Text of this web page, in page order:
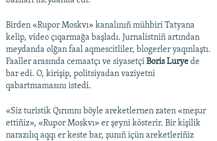
Birden «Rupor Moskvı» kanalınıñ mühbiri Tatyana
kelip, video çıqarmağa başladı. Jurnalistniñ artından
meydanda olğan faal aqmescitliler, blogerler yaqınlaştı.
Faaller arasında cemaatçı ve siyasetçi Boris Lurye de
bar edi. O, kirişip, politsiyadan vaziyetni
qabartmamasını istedi.
«Siz turistik Qırımnı böyle areketlernen zaten «meşur
ettiñiz», «Rupor Moskvı» er şeyni kösterir. Bir kişilik
narazılıq aqqı er keste bar, şunıñ içün areketleriñiz